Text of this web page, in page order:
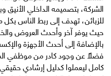
الشركة، بتصميمه الداخلي الأنيق
للزبائن، تهدف إلى ربط الناس
حيث يوفر آخر وأحدث العروض
بالإضافة إلى أحدث الأجهزة
فضلاً عن وجود كادر من موظفي
كامل ليعملوا كدليل إرشادي حقيقي